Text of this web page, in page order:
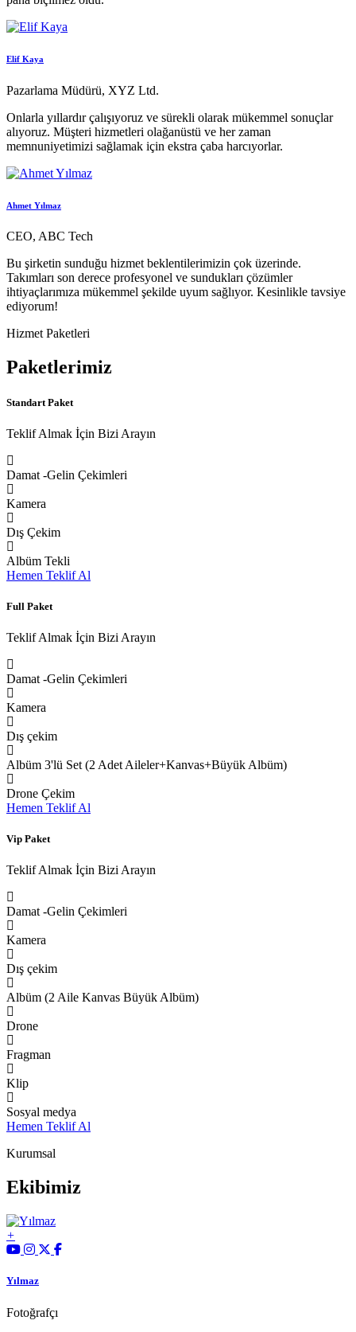
Elif Kaya
Pazarlama Müdürü, XYZ Ltd.
Onlarla yıllardır çalışıyoruz ve sürekli olarak mükemmel sonuçlar
alıyoruz. Müşteri hizmetleri olağanüstü ve her zaman
memnuniyetimizi sağlamak için ekstra çaba harcıyorlar.
Ahmet Yılmaz
CEO, ABC Tech
Bu şirketin sunduğu hizmet beklentilerimizin çok üzerinde.
Takımları son derece profesyonel ve sundukları çözümler
ihtiyaçlarımıza mükemmel şekilde uyum sağlıyor. Kesinlikle tavsiye
ediyorum!
Hizmet Paketleri
Paketlerimiz
Standart Paket
Teklif Almak İçin Bizi Arayın
Damat -Gelin Çekimleri
Kamera
Dış Çekim
Albüm Tekli
Hemen Teklif Al
Full Paket
Teklif Almak İçin Bizi Arayın
Damat -Gelin Çekimleri
Kamera
Dış çekim
Albüm 3'lü Set (2 Adet Aileler+Kanvas+Büyük Albüm)
Drone Çekim
Hemen Teklif Al
Vip Paket
Teklif Almak İçin Bizi Arayın
Damat -Gelin Çekimleri
Kamera
Dış çekim
Albüm (2 Aile Kanvas Büyük Albüm)
Drone
Fragman
Klip
Sosyal medya
Hemen Teklif Al
Kurumsal
Ekibimiz
Yılmaz
Fotoğrafçı